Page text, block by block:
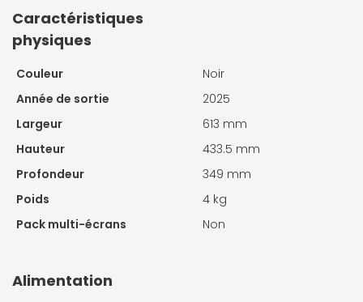
Caractéristiques
physiques
Couleur
Noir
Année de sortie
2025
Largeur
613 mm
Hauteur
433.5 mm
Profondeur
349 mm
Poids
4 kg
Pack multi-écrans
Non
Alimentation